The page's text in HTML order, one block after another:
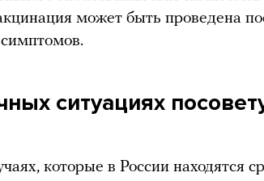
может быть проведена
ситуациях
которые в России находятся